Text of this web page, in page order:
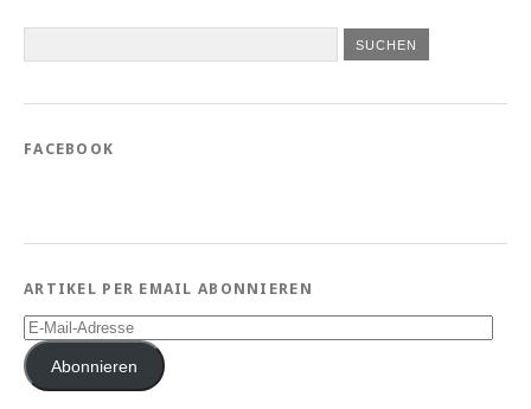
FACEBOOK
ARTIKEL PER EMAIL ABONNIEREN
E-
Mail-
AdresseAbonnieren